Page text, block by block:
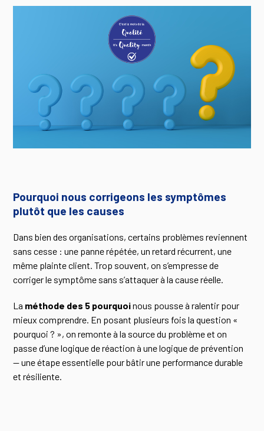
Pourquoi nous corrigeons les symptômes
plutôt que les causes
Dans bien des organisations, certains problèmes reviennent
sans cesse : une panne répétée, un retard récurrent, une
même plainte client. Trop souvent, on s’empresse de
corriger le symptôme sans s’attaquer à la cause réelle.
La méthode des 5 pourquoinous pousse à ralentir pour
mieux comprendre. En posant plusieurs fois la question «
pourquoi ? », on remonte à la source du problème et on
passe d’une logique de réaction à une logique de prévention
— une étape essentielle pour bâtir une performance durable
et résiliente.